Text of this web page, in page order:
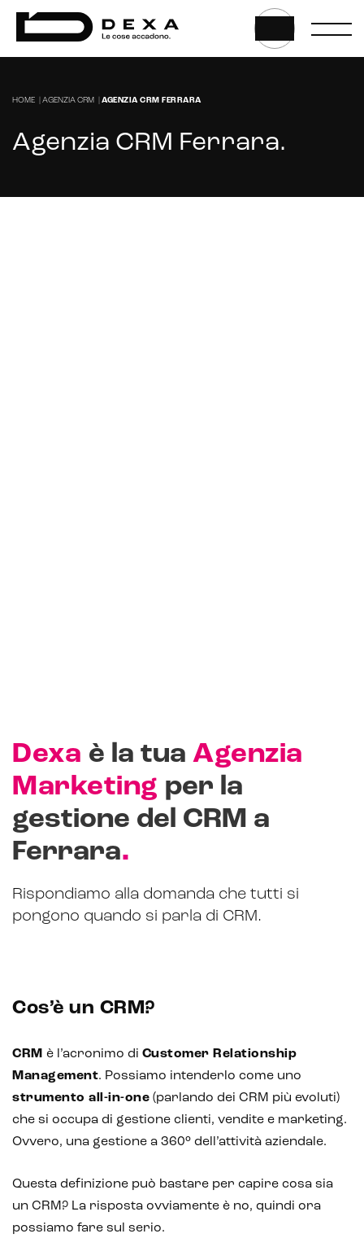
HOME AGENZIA CRM AGENZIA CRM FERRARA
Agenzia CRM Ferrara.
Dexa è la tua Agenzia
Marketing per la
gestione del CRM a
Ferrara.
Rispondiamo alla domanda che tutti si
pongono quando si parla di CRM.
Cos’è un CRM?
CRM è l’acronimo di Customer Relationship
Management. Possiamo intenderlo come uno
strumento all-in-one (parlando dei CRM più evoluti)
che si occupa di gestione clienti, vendite e marketing.
Ovvero, una gestione a 360° dell’attività aziendale.
Questa definizione può bastare per capire cosa sia
un CRM? La risposta ovviamente è no, quindi ora
possiamo fare sul serio.